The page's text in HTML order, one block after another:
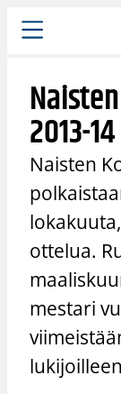
Siirry
sisältöön
2013-
Naisten
ottelua.
mestari